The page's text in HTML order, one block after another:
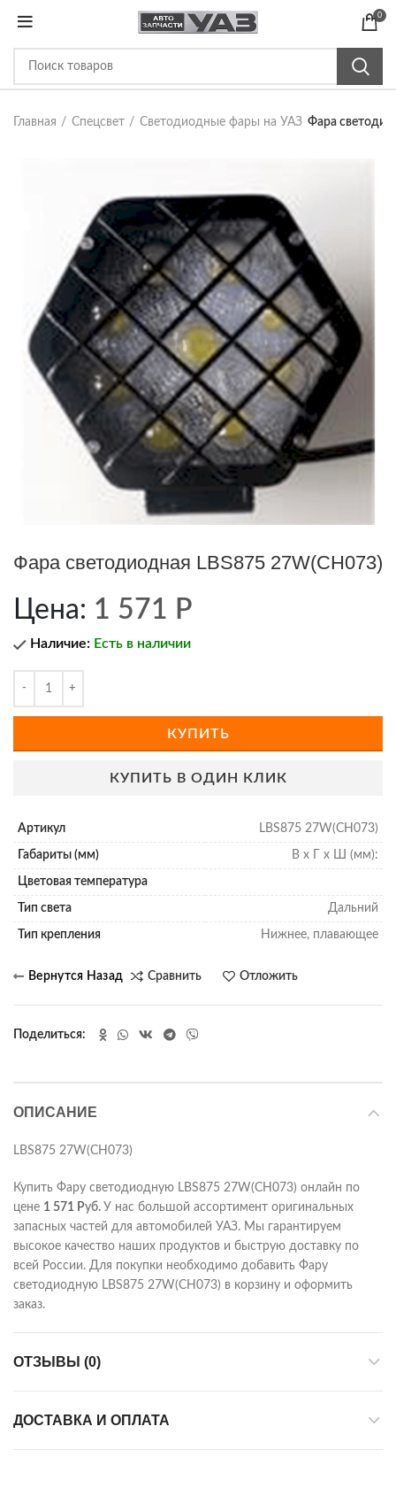
0
Главная Спецсвет Светодиодные фары на УАЗ Фара
Фара светодиодная LBS875 27W(CH073)
Цена: 1 571 Р
Наличие: Есть в наличии
КУПИТЬ
КУПИТЬ В ОДИН КЛИК
Артикул LBS875 27W(CH073)
Габариты (мм) В х Г х Ш (мм):
Цветовая температура
Тип света Дальний
Тип крепления Нижнее, плавающее
Сравнить Отложить
Поделиться
ОПИСАНИЕ
LBS875 27W(CH073)
Купить Фару светодиодную LBS875 27W(CH073) онлайн по
цене 1 571 Руб. У нас большой ассортимент оригинальных
запасных частей для автомобилей УАЗ. Мы гарантируем
высокое качество наших продуктов и быструю доставку по
всей России. Для покупки необходимо добавить Фару
светодиодную LBS875 27W(CH073) в корзину и оформить
заказ.
ОТЗЫВЫ (0)
ДОСТАВКА И ОПЛАТА